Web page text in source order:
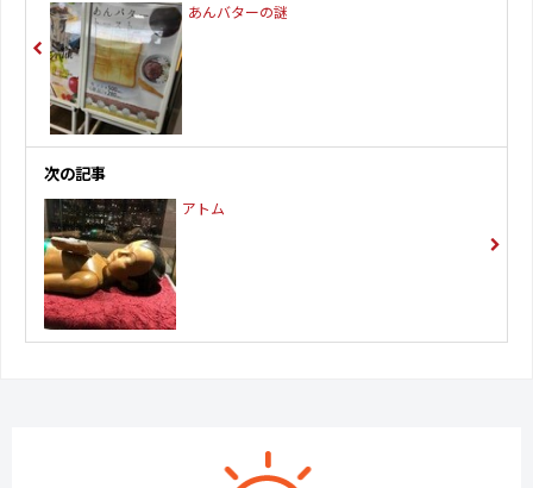
あんバターの謎
次の記事
アトム